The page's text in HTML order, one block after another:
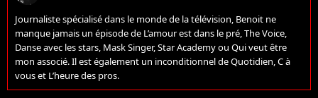
Journaliste spécialisé dans le monde de la télévision, Benoit ne
manque jamais un épisode de L’amour est dans le pré, The Voice,
Danse avec les stars, Mask Singer, Star Academy ou Qui veut être
mon associé. Il est également un inconditionnel de Quotidien, C à
vous et L’heure des pros.